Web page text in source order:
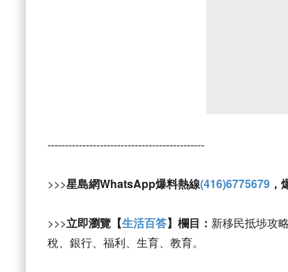
---------------------------------------------
>>>星島網WhatsApp爆料熱線(416)6775679 ，
>>>立即瀏覽【生活百答】欄目： 新移民抵埗攻
稅、銀行、福利、生育、教育。